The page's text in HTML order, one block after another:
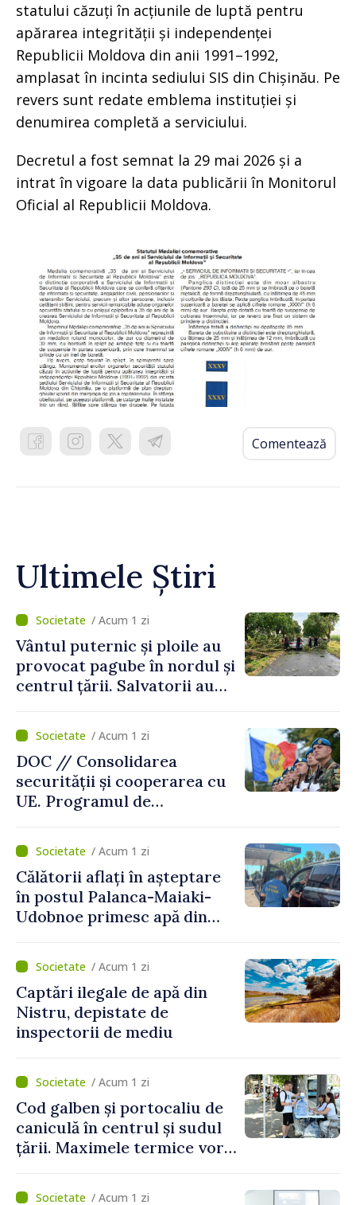
statului căzuți în acțiunile de luptă pentru
apărarea integrității și independenței
Republicii Moldova din anii 1991–1992,
amplasat în incinta sediului SIS din Chișinău. Pe
revers sunt redate emblema instituției și
denumirea completă a serviciului.
Decretul a fost semnat la 29 mai 2026 și a
intrat în vigoare la data publicării în Monitorul
Oficial al Republicii Moldova.
Comentează
Ultimele Știri
/ Acum 1 zi
Vântul puternic și ploile au
provocat pagube în nordul și
centrul țării. Salvatorii au
/ Acum 1 zi
DOC // Consolidarea
securității și cooperarea cu
UE. Programul de
Naționale de Apărare pentru
perioada 2024–2034,
publicat în Monitorul Oficial
/ Acum 1 zi
Călătorii aflați în așteptare
în postul Palanca-Maiaki-
Udobnoe primesc apă din
și a polițiștilor de frontieră
/ Acum 1 zi
Captări ilegale de apă din
Nistru, depistate de
inspectorii de mediu
/ Acum 1 zi
Cod galben și portocaliu de
caniculă în centrul și sudul
țării. Maximele termice vor
/ Acum 1 zi